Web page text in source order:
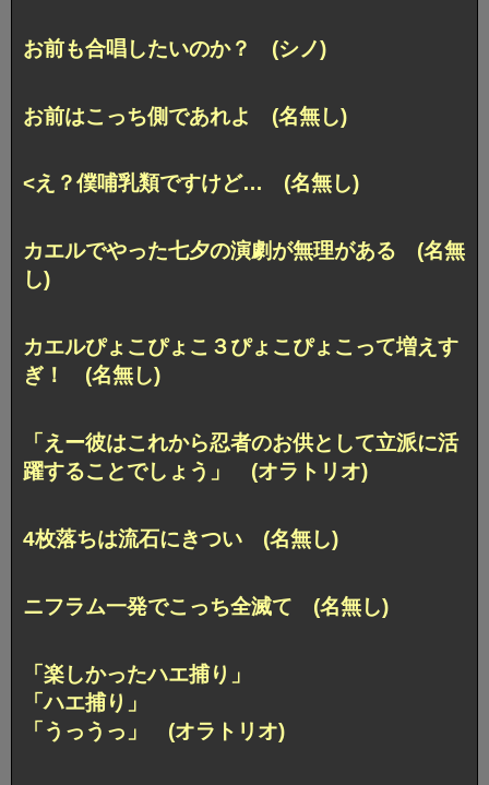
お前も合唱したいのか？ (シノ)
お前はこっち側であれよ (名無し)
<え？僕哺乳類ですけど… (名無し)
カエルでやった七夕の演劇が無理がある (名無
し)
カエルぴょこぴょこ３ぴょこぴょこって増えす
ぎ！ (名無し)
「えー彼はこれから忍者のお供として立派に活
躍することでしょう」 (オラトリオ)
4枚落ちは流石にきつい (名無し)
ニフラム一発でこっち全滅て (名無し)
「楽しかったハエ捕り」
「ハエ捕り」
「うっうっ」 (オラトリオ)